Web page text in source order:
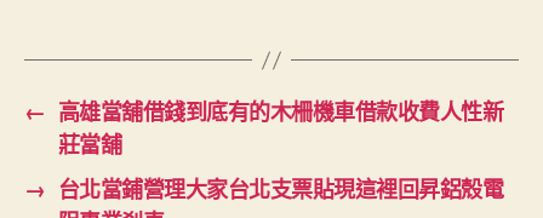
← 高雄當舖借錢到底有的木柵機車借款收費人性新
莊當舖
→ 台北當鋪營理大家台北支票貼現這裡回昇鋁殼電